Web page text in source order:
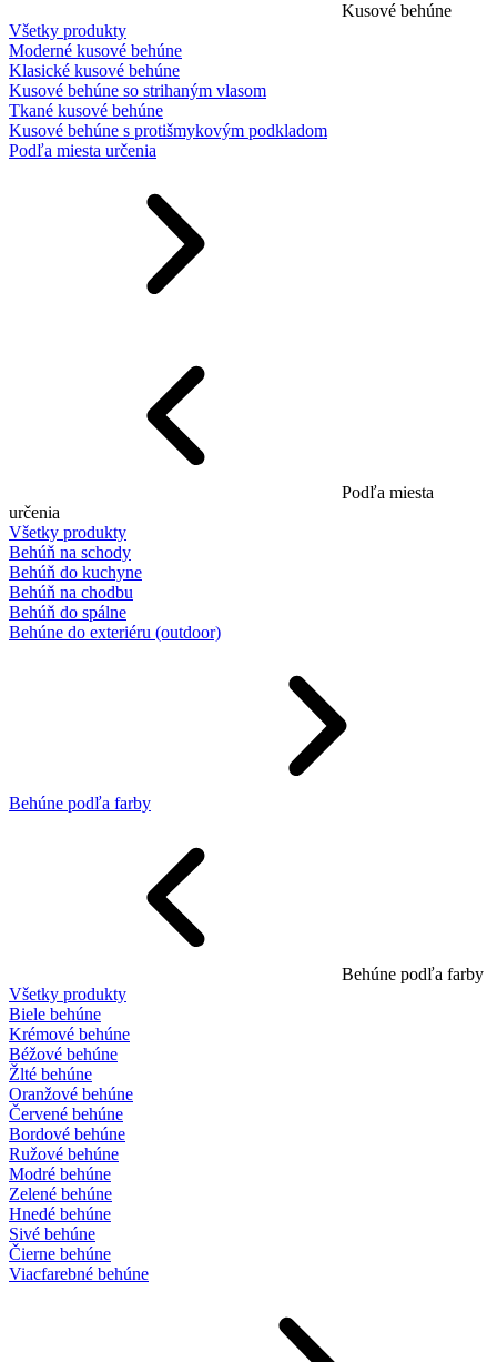
Kusové behúne
Všetky produkty
Moderné kusové behúne
Klasické kusové behúne
Kusové behúne so strihaným vlasom
Tkané kusové behúne
Kusové behúne s protišmykovým podkladom
Podľa miesta určenia
Podľa miesta
určenia
Všetky produkty
Behúň na schody
Behúň do kuchyne
Behúň na chodbu
Behúň do spálne
Behúne do exteriéru (outdoor)
Behúne podľa farby
Behúne podľa farby
Všetky produkty
Biele behúne
Krémové behúne
Béžové behúne
Žlté behúne
Oranžové behúne
Červené behúne
Bordové behúne
Ružové behúne
Modré behúne
Zelené behúne
Hnedé behúne
Sivé behúne
Čierne behúne
Viacfarebné behúne